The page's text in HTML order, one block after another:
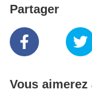
Partager
Vous aimerez